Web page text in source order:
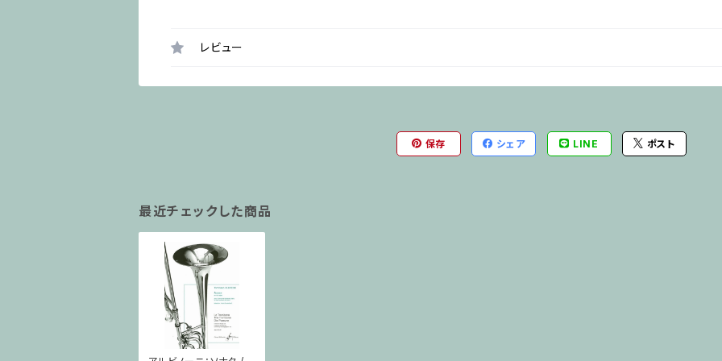
レビュー
保存 シェア LINE ポスト
最近チェックした商品